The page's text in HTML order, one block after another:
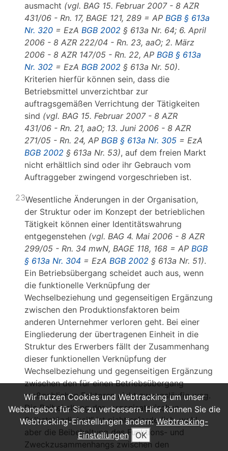
ausmacht (vgl. BAG 15. Februar 2007 - 8 AZR
431/06 - Rn. 17, BAGE 121, 289 = AP BGB § 613a
Nr. 320 = EzA BGB 2002 § 613a Nr. 64; 6. April
2006 - 8 AZR 222/04 - Rn. 23, aaO; 2. März
2006 - 8 AZR 147/05 - Rn. 22, AP BGB § 613a
Nr. 302 = EzA BGB 2002 § 613a Nr. 50).
Kriterien hierfür können sein, dass die
Betriebsmittel unverzichtbar zur
auftragsgemäßen Verrichtung der Tätigkeiten
sind (vgl. BAG 15. Februar 2007 - 8 AZR
431/06 - Rn. 21, aaO; 13. Juni 2006 - 8 AZR
271/05 - Rn. 24, AP BGB § 613a Nr. 305 = EzA
BGB 2002 § 613a Nr. 53), auf dem freien Markt
nicht erhältlich sind oder ihr Gebrauch vom
Auftraggeber zwingend vorgeschrieben ist.
23Wesentliche Änderungen in der Organisation,
der Struktur oder im Konzept der betrieblichen
Tätigkeit können einer Identitätswahrung
entgegenstehen (vgl. BAG 4. Mai 2006 - 8 AZR
299/05 - Rn. 34 mwN, BAGE 118, 168 = AP BGB
§ 613a Nr. 304 = EzA BGB 2002 § 613a Nr. 51).
Ein Betriebsübergang scheidet auch aus, wenn
die funktionelle Verknüpfung der
Wechselbeziehung und gegenseitigen Ergänzung
zwischen den Produktionsfaktoren beim
anderen Unternehmer verloren geht. Bei einer
Eingliederung der übertragenen Einheit in die
Struktur des Erwerbers fällt der Zusammenhang
dieser funktionellen Verknüpfung der
Wechselbeziehung und gegenseitigen Ergänzung
zwischen den für einen Betriebsübergang
maßgeblichen Faktoren nicht zwangsläufig weg.
Die Beibehaltung der „organisatorischen
Selbstständigkeit“ ist nicht erforderlich, wohl
aber die Beibehaltung des Funktions- und
Zweckzusammenhangs zwischen den
Wir nutzen Cookies und Webtracking um unser
Webangebot für Sie zu verbessern. Hier können Sie die
Webtracking-Einstellungen ändern: Webtracking-
Einstellungen
OK